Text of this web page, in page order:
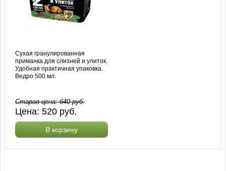
Сухая гранулированная
приманка для слизней и улиток.
Удобная практичная упаковка.
Ведро 500 мл.
Старая цена:640руб.
Цена:520 руб.
В корзину